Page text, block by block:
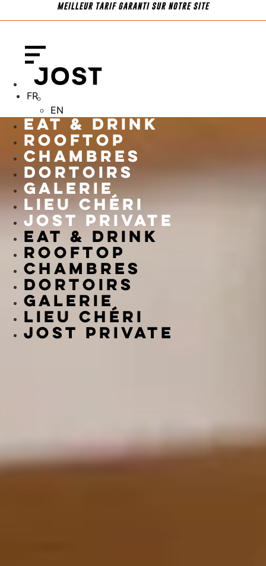
au
MEILLEUR TARIF GARANTI SUR NOTRE SITE
FR
FR
EN
Eat & Drink
Rooftop
Chambres
Dortoirs
Galerie
Lieu Chéri
Jost Private
Eat & Drink
Rooftop
Chambres
Dortoirs
Galerie
Lieu Chéri
Jost Private